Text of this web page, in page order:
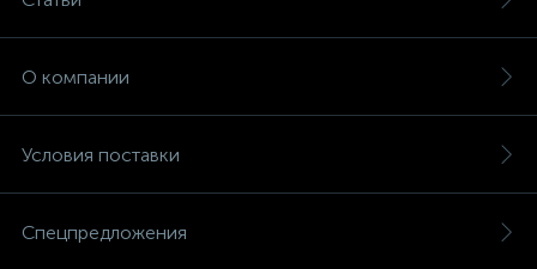
О компании
Условия поставки
Спецпредложения